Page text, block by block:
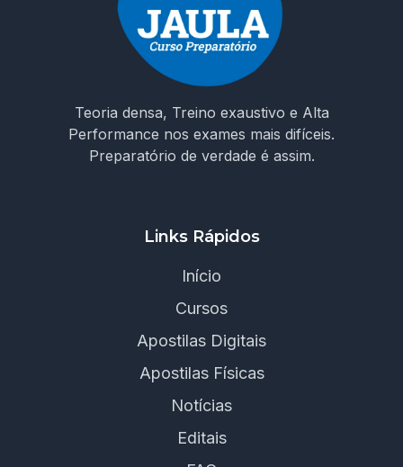
Teoria densa, Treino exaustivo e Alta
Performance nos exames mais difíceis.
Preparatório de verdade é assim.
Links Rápidos
Início
Cursos
Apostilas Digitais
Apostilas Físicas
Notícias
Editais